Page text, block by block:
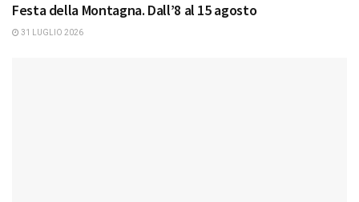
Festa della Montagna. Dall’8 al 15 agosto
31 LUGLIO 2026